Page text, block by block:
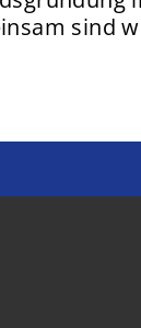
sind